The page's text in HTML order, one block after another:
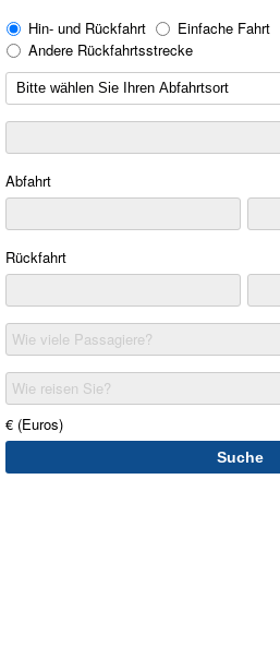
Hin- und Rückfahrt
Einfache Fahrt
Andere Rückfahrtsstrecke
Abfahrt
Rückfahrt
Wie viele Passagiere?
Wie reisen Sie?
€ (Euros)
Suche